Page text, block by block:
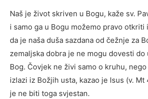
Naš je život skriven u Bogu, kaže sv.
i samo ga u Bogu možemo pravo otkriti
da je naša duša sazdana od čežnje za
zemaljska dobra je ne mogu dovesti do
Bog. Čovjek ne živi samo o kruhu,
izlazi iz Božjih usta, kazao je Isus (v.
je ne biti toga svjestan.